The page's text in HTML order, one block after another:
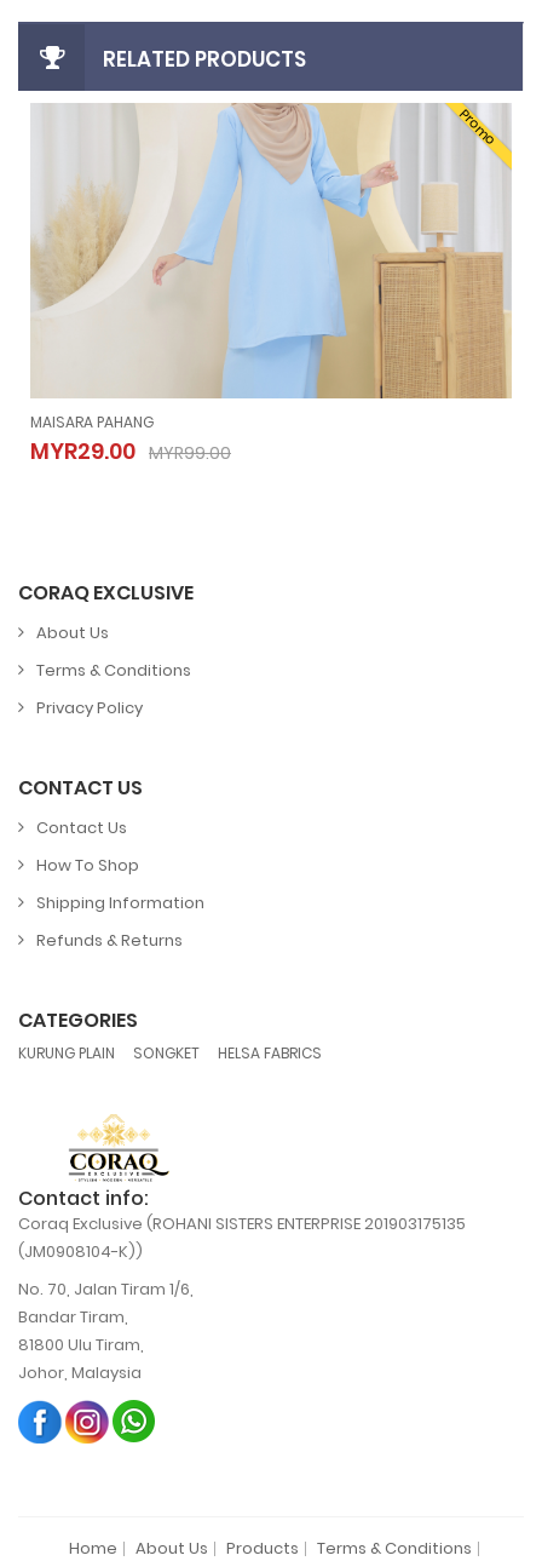
RELATED PRODUCTS
Promo
MAISARA PAHANG
MYR29.00 MYR99.00
MAISARA PAHANG
MYR29.00 MYR99.00
CORAQ EXCLUSIVE
About Us
Terms & Conditions
Privacy Policy
CONTACT US
Contact Us
How To Shop
Shipping Information
Refunds & Returns
CATEGORIES
KURUNG PLAIN SONGKET HELSA FABRICS
Contact info:
Coraq Exclusive (ROHANI SISTERS ENTERPRISE 201903175135
(JM0908104-K))
No. 70, Jalan Tiram 1/6,
Bandar Tiram,
81800 Ulu Tiram,
Johor, Malaysia
Home About Us Products Terms & Conditions